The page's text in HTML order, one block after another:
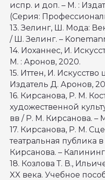
испр. и доп. – М. :
(Серия:
13. Зелинг, Ш. Мода:
/ Ш. Зелинг. –
14. Иоханнес, И.
М. : Аронов, 2020.
15. Иттен, И. Искусство
Издатель Д. Аронов,
16. Кирсанова, Р. М.
художественной
вв / Р. М. Кирсанова. –
17. Кирсанова, Р. М.
театральная публика
Кирсанова. –
18. Козлова Т. В.,
XX века. Учебное